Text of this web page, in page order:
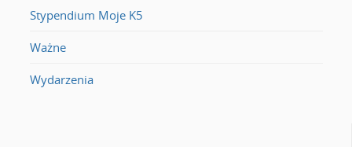
Stypendium Moje K5
Ważne
Wydarzenia